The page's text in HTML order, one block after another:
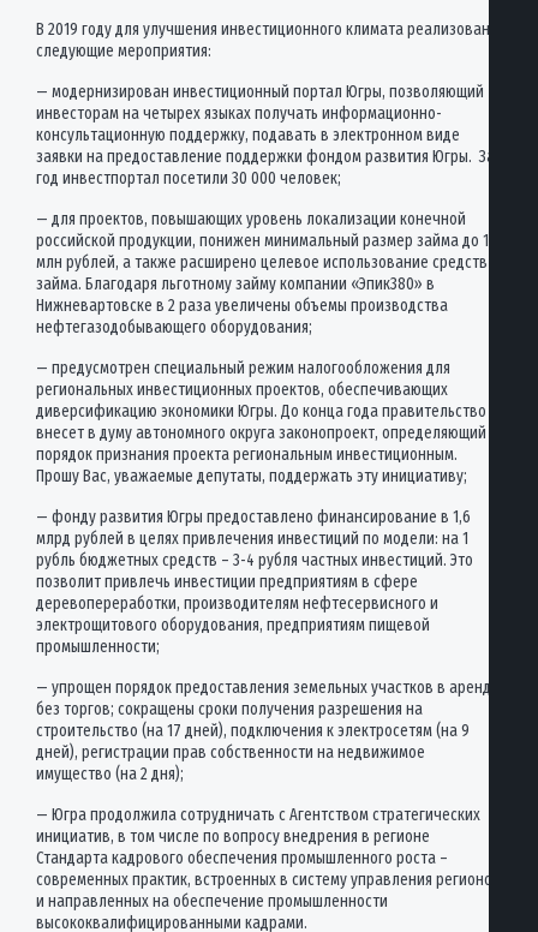
В 2019 году для улучшения инвестиционного климата реализованы
следующие мероприятия:
— модернизирован инвестиционный портал Югры, позволяющий
инвесторам на четырех языках получать информационно-
консультационную поддержку, подавать в электронном виде
заявки на предоставление поддержки фондом развития Югры. За
год инвестпортал посетили 30 000 человек;
— для проектов, повышающих уровень локализации конечной
российской продукции, понижен минимальный размер займа до 10
млн рублей, а также расширено целевое использование средств
займа. Благодаря льготному займу компании «Эпик380» в
Нижневартовске в 2 раза увеличены объемы производства
нефтегазодобывающего оборудования;
— предусмотрен специальный режим налогообложения для
региональных инвестиционных проектов, обеспечивающих
диверсификацию экономики Югры. До конца года правительство
внесет в думу автономного округа законопроект, определяющий
порядок признания проекта региональным инвестиционным.
Прошу Вас, уважаемые депутаты, поддержать эту инициативу;
— фонду развития Югры предоставлено финансирование в 1,6
млрд рублей в целях привлечения инвестиций по модели: на 1
рубль бюджетных средств – 3-4 рубля частных инвестиций. Это
позволит привлечь инвестиции предприятиям в сфере
деревопереработки, производителям нефтесервисного и
электрощитового оборудования, предприятиям пищевой
промышленности;
— упрощен порядок предоставления земельных участков в аренду
без торгов; сокращены сроки получения разрешения на
строительство (на 17 дней), подключения к электросетям (на 9
дней), регистрации прав собственности на недвижимое
имущество (на 2 дня);
— Югра продолжила сотрудничать с Агентством стратегических
инициатив, в том числе по вопросу внедрения в регионе
Стандарта кадрового обеспечения промышленного роста –
современных практик, встроенных в систему управления регионом
и направленных на обеспечение промышленности
высококвалифицированными кадрами.